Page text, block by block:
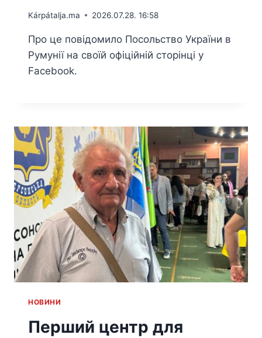
Kárpátalja.ma 2026.07.28. 16:58
Про це повідомило Посольство України в
Румунії на своїй офіційній сторінці у
Facebook.
HОВИНИ
Перший центр для